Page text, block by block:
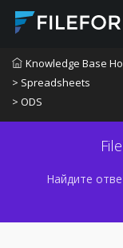
Knowledge Base
> Spreadsheets
> ODS
Найдите